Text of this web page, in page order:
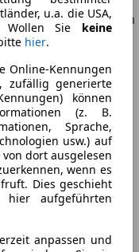
u.a. die USA,
Wollen Sie keine
hier.
Online-Kennungen
zufällig generierte
können
(z. B.
Sprache,
usw.) auf
dort ausgelesen
wenn es
Dies geschieht
aufgeführten
anpassen und
kommen
ab Werk
Bestellt werden
BMW-
Chefredakteur des
die inhaltliche